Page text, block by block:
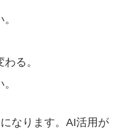
る。
なります。AI活用が